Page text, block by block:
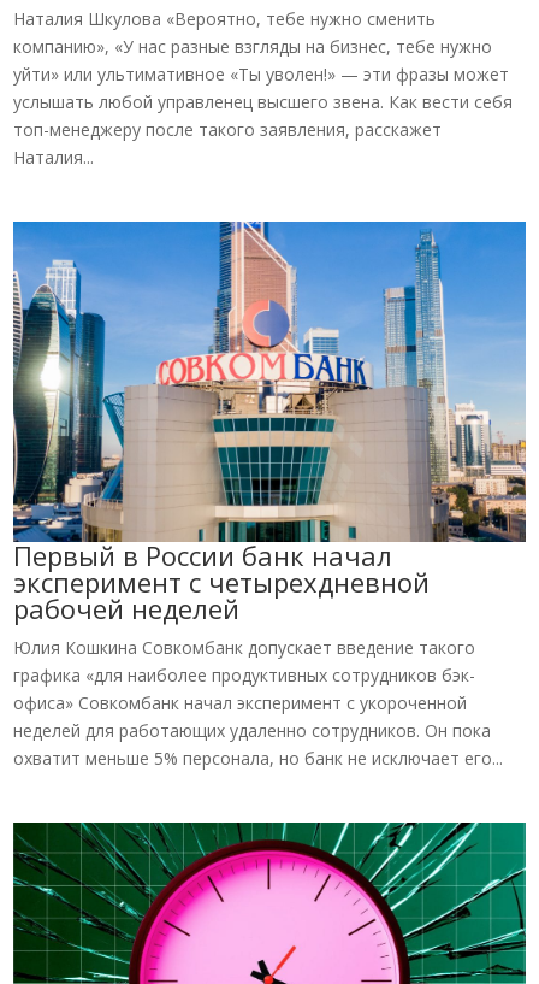
Наталия Шкулова «Вероятно, тебе нужно сменить
компанию», «У нас разные взгляды на бизнес, тебе нужно
уйти» или ультимативное «Ты уволен!» — эти фразы может
услышать любой управленец высшего звена. Как вести себя
топ-менеджеру после такого заявления, расскажет
Наталия...
Первый в России банк начал
эксперимент с четырехдневной
рабочей неделей
Юлия Кошкина Совкомбанк допускает введение такого
графика «для наиболее продуктивных сотрудников бэк-
офиса» Совкомбанк начал эксперимент с укороченной
неделей для работающих удаленно сотрудников. Он пока
охватит меньше 5% персонала, но банк не исключает его...